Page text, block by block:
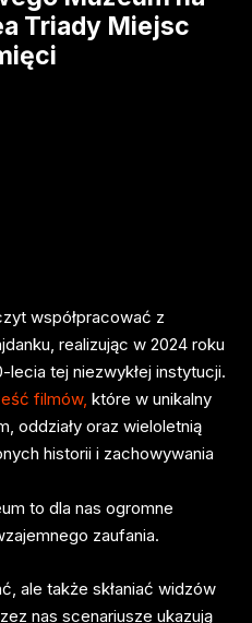
Triady Miejsc
współpracować z
realizując w 2024 roku
tej niezwykłej instytucji.
filmów, które w unikalny
oddziały oraz wieloletnią
historii i zachowywania
to dla nas ogromne
zaufania.
ale także skłaniać widzów
nas scenariusze ukazują